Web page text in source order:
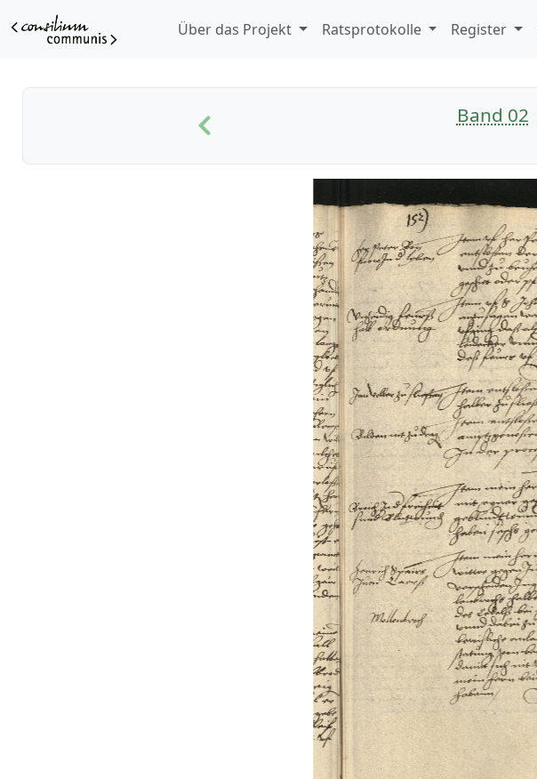
Über das Projekt Ratsprotokolle Register
Band 02